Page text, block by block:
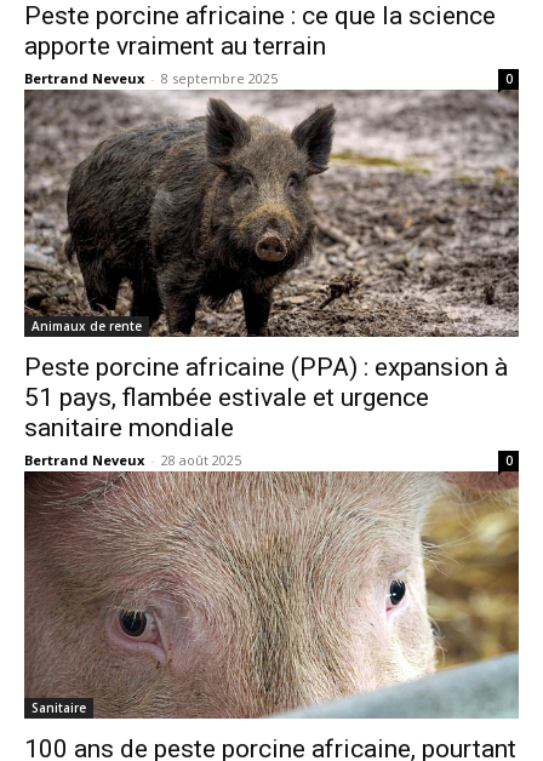
Peste porcine africaine : ce que la science
apporte vraiment au terrain
Bertrand Neveux - 8 septembre 2025 0
Animaux de rente
Peste porcine africaine (PPA) : expansion à
51 pays, flambée estivale et urgence
sanitaire mondiale
Bertrand Neveux - 28 août 2025 0
Sanitaire
100 ans de peste porcine africaine, pourtant